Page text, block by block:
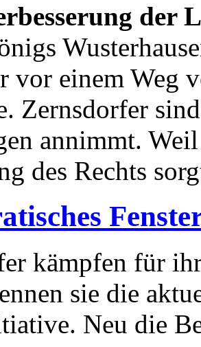
der
vor einem Weg
Zernsdorfer
annimmt.
des Rechts
kämpfen für
sie die
Neu die